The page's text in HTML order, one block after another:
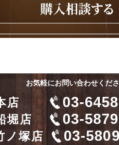
お気軽にお問い合わせくだ
店 03-
堀店 03-
ノ塚店 03-